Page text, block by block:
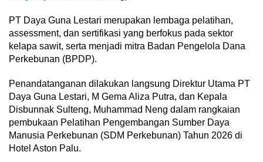
PT Daya Guna Lestari merupakan lembaga pelatihan,
assessment, dan sertifikasi yang berfokus pada sektor
kelapa sawit, serta menjadi mitra Badan Pengelola Dana
Perkebunan (BPDP).
Penandatanganan dilakukan langsung Direktur Utama PT
Daya Guna Lestari, M Gema Aliza Putra, dan Kepala
Disbunnak Sulteng, Muhammad Neng dalam rangkaian
pembukaan Pelatihan Pengembangan Sumber Daya
Manusia Perkebunan (SDM Perkebunan) Tahun 2026 di
Hotel Aston Palu.